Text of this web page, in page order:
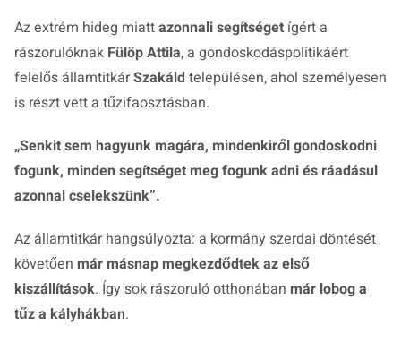
Az extrém hideg miattazonnali segítséget ígért a
rászorulóknak Fülöp Attila, a gondoskodáspolitikáért
felelős államtitkárSzakáldtelepülésen, ahol személyesen
is részt vett a tűzifaosztásban.
„Senkit sem hagyunk magára, mindenkiről gondoskodni
fogunk, minden segítséget meg fogunk adni és ráadásul
azonnal cselekszünk”.
Az államtitkár hangsúlyozta: a kormány szerdai döntését
követően már másnap megkezdődtek az első
kiszállítások. Így sok rászoruló otthonában már lobog a
tűz a kályhákban.